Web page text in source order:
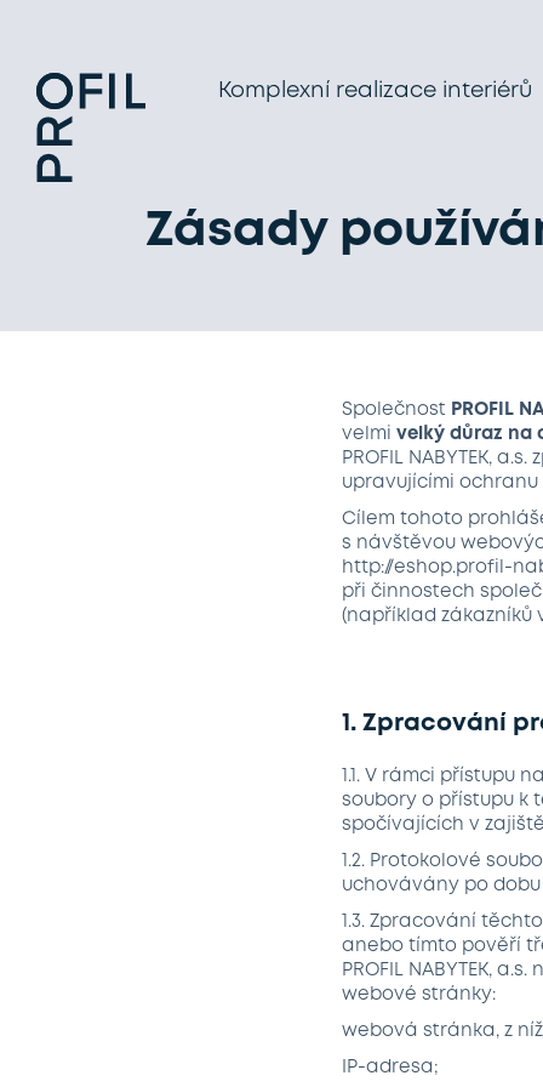
Komplexní realizace interiérů
Zásady
Společnost PROFIL
velmi velký důraz na
PROFIL NABYTEK,
upravujícími ochranu
Cílem tohoto
s návštěvou
http://eshop.profil-
při činnostech
(například zákazníků
1. Zpracování
1.1. V rámci přístupu
soubory o přístupu k
spočívajících v
1.2. Protokolové
uchovávány po
1.3. Zpracování
anebo tímto pověří
PROFIL NABYTEK,
webové stránky:
webová stránka, z
IP-adresa;